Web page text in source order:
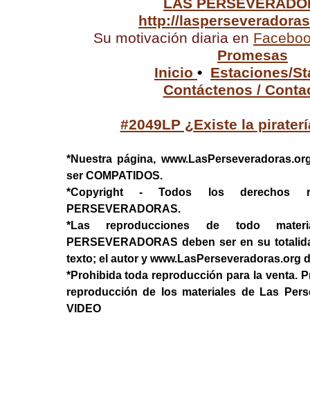
LAS
http://
Su motivación diaria en
Promesas
Inicio • Estaciones/
Contáctenos /
#2049LP ¿Existe la
*Nuestra página,
ser COMPATIDOS.
*Copyright - Todos los derechos
PERSEVERADORAS.
*Las reproducciones de todo
PERSEVERADORAS deben ser en su
texto; el autor y www.LasPerseveradoras.org
*Prohibida toda reproducción para la venta.
reproducción de los materiales de Las
VIDEO